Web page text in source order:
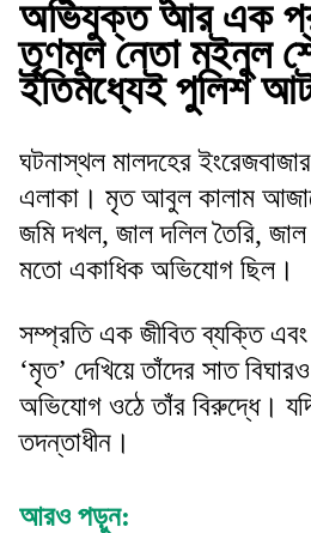
অভিযুক্ত আর এক
তৃণমূল নেতা মইনুল
ইতিমধ্যেই পুলিশ
ঘটনাস্থল মালদহের
এলাকা। মৃত আবুল কালাম
জমি দখল, জাল দলিল তৈরি, জাল
মতো একাধিক অভিযোগ ছিল।
সম্প্রতি এক জীবিত ব্যক্তি
‘মৃত’ দেখিয়ে তাঁদের সাত
অভিযোগ ওঠে তাঁর বিরুদ্ধে।
তদন্তাধীন।
আরও পড়ুন: